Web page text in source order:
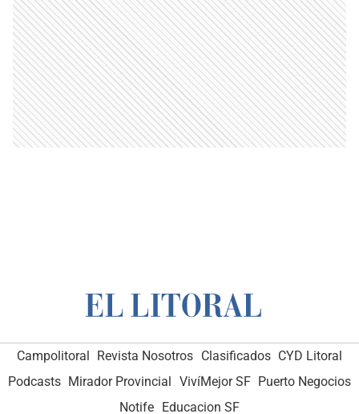
Campolitoral Revista Nosotros Clasificados CYD Litoral
Podcasts Mirador Provincial VivíMejor SF Puerto Negocios
Notife Educacion SF